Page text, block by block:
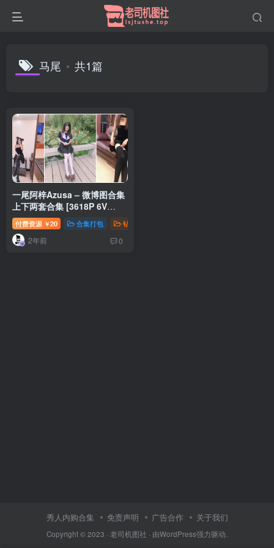
马尾 共1篇
一尾阿梓Azusa – 微博图合集
上下两套合集 [3618P 6V
5.79G]
付费资源 ￥20 合集打包 钻石免费
2年前 0
秀人内购合集 免责声明 广告合作 关于我们
Copyright © 2023 · 老司机图社 · 由WordPress强力驱动.